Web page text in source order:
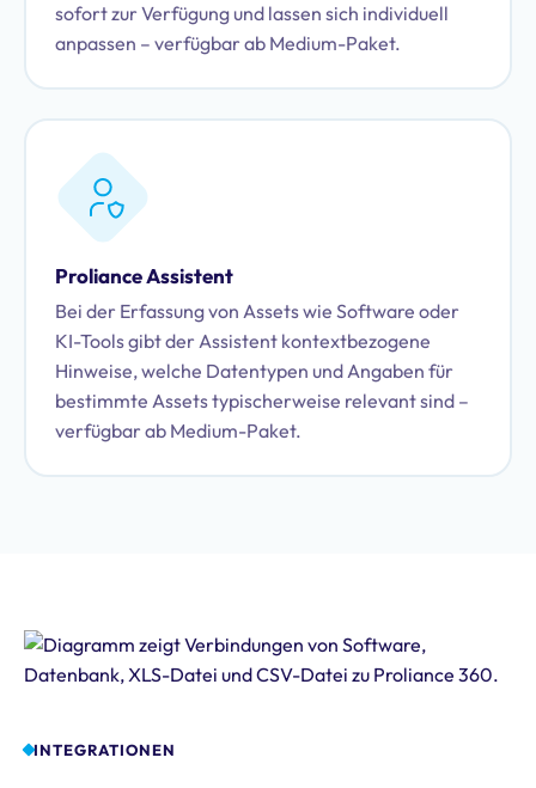
sofort zur Verfügung und lassen sich individuell
anpassen – verfügbar ab Medium-Paket.
Proliance Assistent
Bei der Erfassung von Assets wie Software oder
KI-Tools gibt der Assistent kontextbezogene
Hinweise, welche Datentypen und Angaben für
bestimmte Assets typischerweise relevant sind –
verfügbar ab Medium-Paket.
INTEGRATIONEN